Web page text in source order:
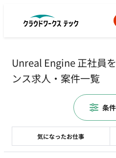
Unreal Engine 正社員
ンス求人・案件一覧
気になったお仕事
条